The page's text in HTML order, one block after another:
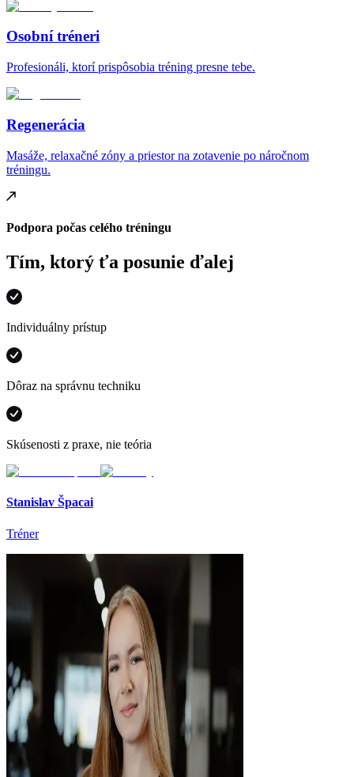
Osobní tréneri
Profesionáli, ktorí prispôsobia tréning presne tebe.
Regenerácia
Masáže, relaxačné zóny a priestor na zotavenie po náročnom
tréningu.
Podpora počas celého tréningu
Tím, ktorý ťa posunie ďalej
Individuálny prístup
Dôraz na správnu techniku
Skúsenosti z praxe, nie teória
Stanislav Špacai
Tréner